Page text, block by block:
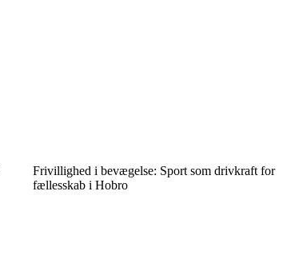
Frivillighed i bevægelse: Sport som drivkraft for
fællesskab i Hobro